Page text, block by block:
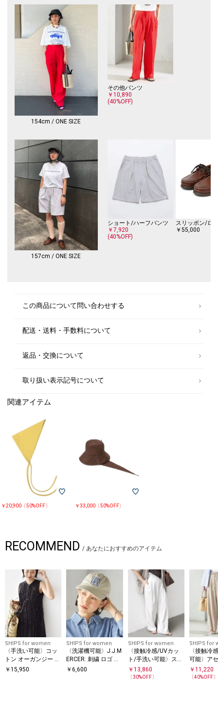
154cm / ONE SIZE
その他パンツ
￥10,890
(40%OFF)
157cm / ONE SIZE
ショート/ハーフパンツ
￥7,920
(40%OFF)
スリッポン/ロ
￥55,000
この商品について問い合わせする
配送・送料・手数料について
返品・交換について
取り扱い表示記号について
関連アイテム
￥20,900〔50%OFF〕 ￥33,000〔50%OFF〕
RECOMMEND / あなたにおすすめのアイテム
SHIPS for women
〈手洗い可能〉コッ
トン オーガンジー 刺
繍 ウエスト ドロスト
￥ 15,950
SHIPS for women
〈洗濯機可能〉J.J.M
ERCER: 刺繍 ロゴ キ
ャップ
￥6,600
SHIPS for women
〈接触冷感/UVカッ
ト/手洗い可能〉スマ
ート イージー デニム
ライク タック パンツ
￥ 13,860
〔30%OFF〕
SHIPS for
〈接触冷
可能〉ア
バック サ
パンツ
￥11,220
〔40%OFF〕